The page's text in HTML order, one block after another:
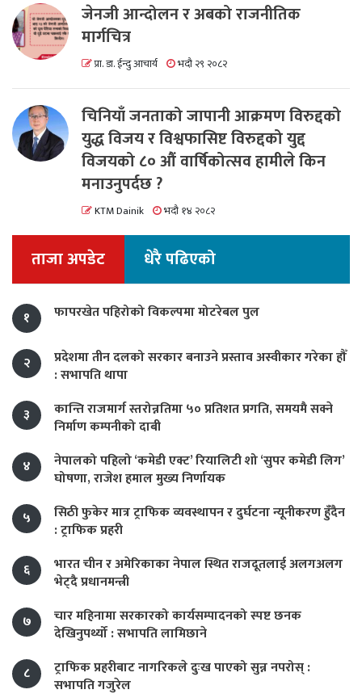
जेनजी आन्दोलन र अबको राजनीतिक
मार्गचित्र
प्रा. डा. ईन्दु आचार्य भदौ २९ २०८२
चिनियाँ जनताको जापानी आक्रमण विरुद्दको
युद्ध विजय र विश्वफासिष्ट विरुद्दको युद्द
विजयको ८० औं वार्षिकोत्सव हामीले किन
मनाउनुपर्दछ ?
KTM Dainik भदौ १४ २०८२
ताजा अपडेट धेरै पढिएको
१ फापरखेत पहिरोको विकल्पमा मोटरेबल पुल
२
प्रदेशमा तीन दलको सरकार बनाउने प्रस्ताव अस्वीकार गरेका हौँ
: सभापति थापा
३
कान्ति राजमार्ग स्तरोन्नतिमा ५० प्रतिशत प्रगति, समयमै सक्ने
निर्माण कम्पनीको दाबी
४
नेपालको पहिलो ‘कमेडी एक्ट’ रियालिटी शो ‘सुपर कमेडी लिग’
घोषणा, राजेश हमाल मुख्य निर्णायक
५
सिठी फुकेर मात्र ट्राफिक व्यवस्थापन र दुर्घटना न्यूनीकरण हुँदैन
: ट्राफिक प्रहरी
६
भारत चीन र अमेरिकाका नेपाल स्थित राजदूतलाई अलगअलग
भेट्दै प्रधानमन्त्री
७
चार महिनामा सरकारको कार्यसम्पादनको स्पष्ट छनक
देखिनुपर्थ्यो : सभापति लामिछाने
८
ट्राफिक प्रहरीबाट नागरिकले दुःख पाएको सुन्न नपरोस् :
सभापति गजुरेल